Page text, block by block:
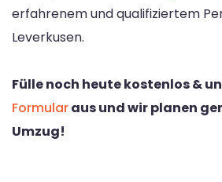
erfahrenem und qualifiziertem
Leverkusen.
Fülle noch heute kostenlos &
Formularaus und wir planen
Umzug!